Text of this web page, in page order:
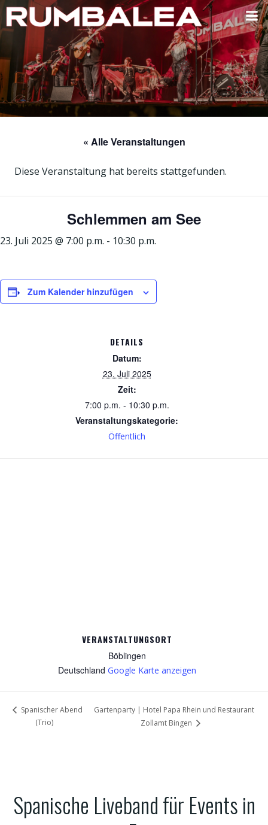
Zum
Inhalt
springen
« Alle Veranstaltungen
Diese Veranstaltung hat bereits stattgefunden.
Schlemmen am See
23. Juli 2025 @ 7:00 p.m. - 10:30 p.m.
Zum Kalender hinzufügen
DETAILS
Datum:
23. Juli 2025
Zeit:
7:00 p.m. - 10:30 p.m.
Veranstaltungskategorie:
Öffentlich
VERANSTALTUNGSORT
Böblingen
Deutschland Google Karte anzeigen
Spanischer Abend
(Trio)
Gartenparty | Hotel Papa Rhein und Restaurant
Zollamt Bingen
Spanische Liveband für Events in